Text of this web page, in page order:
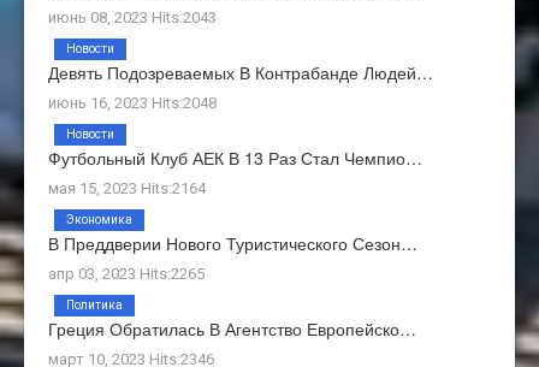
июнь 08, 2023 Hits:2043
Девять Подозреваемых В Контрабанде Людей…
июнь 16, 2023 Hits:2048
Новости
Футбольный Клуб АЕК В 13 Раз Стал Чемпио…
мая 15, 2023 Hits:2164
Новости
В Преддверии Нового Туристического Сезон…
апр 03, 2023 Hits:2265
Экономика
Греция Обратилась В Агентство Европейско…
март 10, 2023 Hits:2346
Политика